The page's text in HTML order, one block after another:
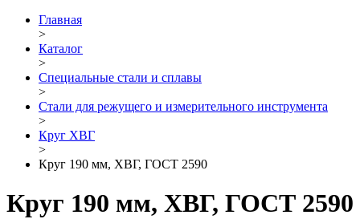
Главная
>
Каталог
>
Специальные стали и сплавы
>
Стали для режущего и измерительного инструмента
>
Круг ХВГ
>
Круг 190 мм, ХВГ, ГОСТ 2590
Круг 190 мм, ХВГ, ГОСТ 2590